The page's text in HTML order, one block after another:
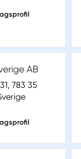
AB
783 35